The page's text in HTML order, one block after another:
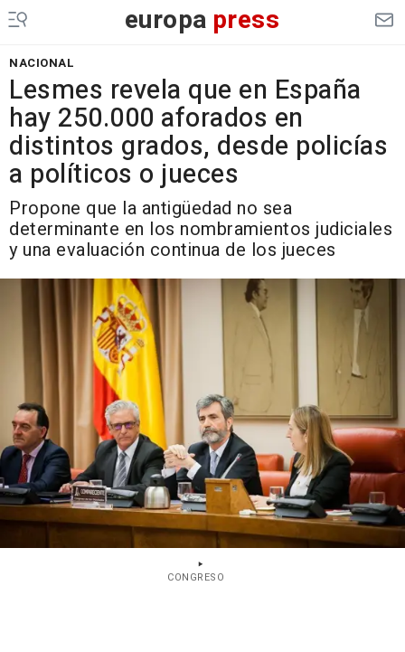
europa press
NACIONAL
Lesmes revela que en España
hay 250.000 aforados en
distintos grados, desde policías
a políticos o jueces
Propone que la antigüedad no sea
determinante en los nombramientos judiciales
y una evaluación continua de los jueces
CONGRESO